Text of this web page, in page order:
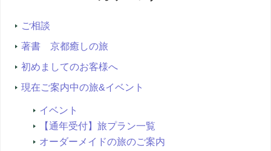
ご相談
著書 京都癒しの旅
初めましてのお客様へ
現在ご案内中の旅&イベント
イベント
【通年受付】旅プラン一覧
オーダーメイドの旅のご案内